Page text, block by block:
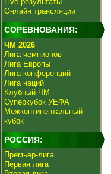
Онлайн трансляции
СОРЕВНОВАНИЯ:
ЧМ 2026
Лига чемпионов
Лига Европы
Лига конференций
Лига наций
Клубный ЧМ
Суперкубок УЕФА
Межконтинентальный
кубок
РОССИЯ:
Премьер-лига
Первая лига